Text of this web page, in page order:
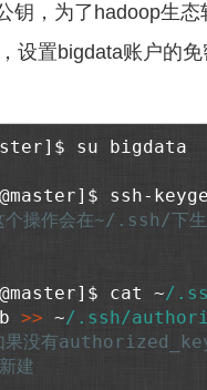
钥，为了hadoop生态
设置bigdata账户的免
su bigdata
ssh-
个操作会在~/.ssh/下生
cat ~/
>> ~/.ssh/
果没有
建